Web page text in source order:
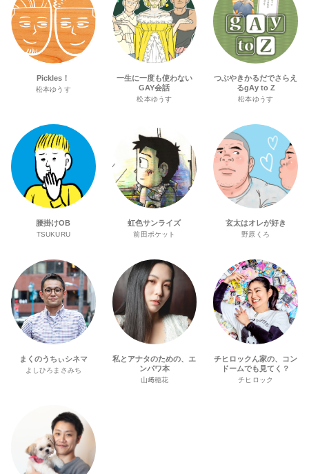
Pickles！
松本ゆうす
一生に一度も使わない
GAY会話
松本ゆうす
つぶやきかるだでさらえ
るgAy to Z
松本ゆうす
腰掛けOB
TSUKURU
虹色サンライズ
前田ポケット
玄太はオレが好き
野原くろ
まくのうちぃシネマ
よしひろまさみち
私とアナタのための、エ
ンパワ本
山﨑穂花
チヒロックん家の、コン
ドームでも見てく？
チヒロック